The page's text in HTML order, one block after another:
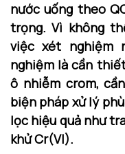
nước uống theo
trọng. Vì không
việc xét nghiệm
nghiệm là cần
ô nhiễm crom,
biện pháp xử lý
lọc hiệu quả như
khử Cr(VI).